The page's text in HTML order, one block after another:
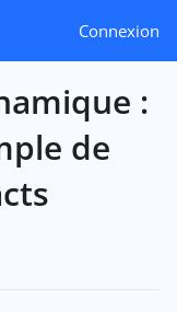
Connexion
:
de